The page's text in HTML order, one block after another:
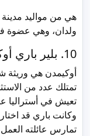
ولدان، وهي عضوة في
10. بلير باري أوكيدن Blair Parry-Okeden
أوكيمدن هي
تمتلك عدد من
تعيش في أستراليا
وكانت باري قد
تمارس عائلته